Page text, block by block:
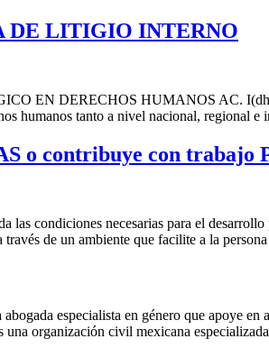
DE LITIGIO INTERNO
EN DERECHOS HUMANOS AC.
humanos tanto a nivel nacional,
o contribuye con trabajo
las condiciones necesarias para el
de un ambiente que facilite a la
especialista en género que apoye
organización civil mexicana